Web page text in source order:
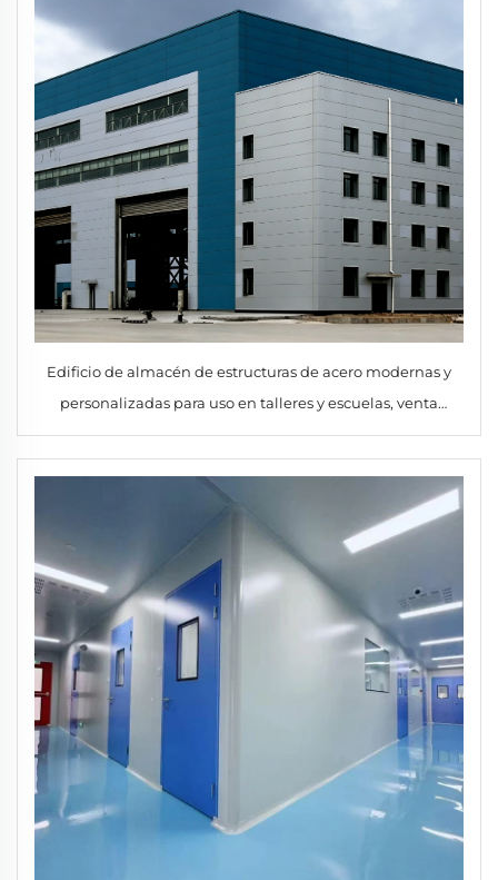
Edificio de almacén de estructuras de acero modernas y
personalizadas para uso en talleres y escuelas, venta
directa desde fábrica